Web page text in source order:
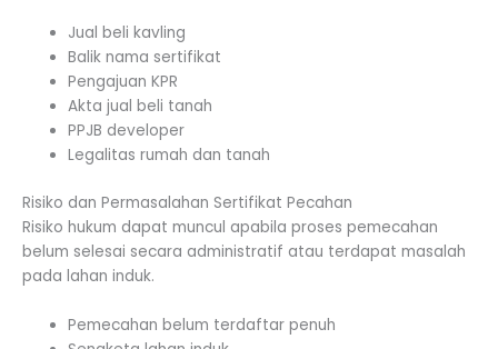
Jual beli kavling
Balik nama sertifikat
Pengajuan KPR
Akta jual beli tanah
PPJB developer
Legalitas rumah dan tanah
Risiko dan Permasalahan Sertifikat Pecahan
Risiko hukum dapat muncul apabila proses pemecahan
belum selesai secara administratif atau terdapat masalah
pada lahan induk.
Pemecahan belum terdaftar penuh